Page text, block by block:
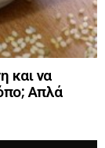
και να
Απλά